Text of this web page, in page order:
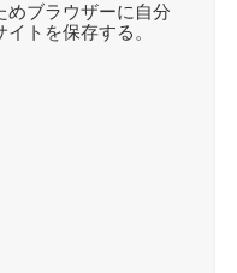
めブラウザーに自分
トを保存する。